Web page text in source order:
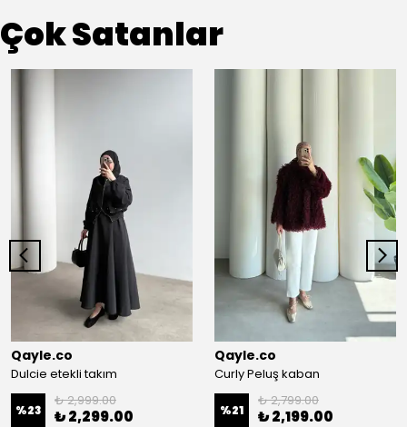
Çok Satanlar
Qayle.co
Dulcie etekli takım
%23
₺ 2,999.00
₺ 2,299.00
Qayle.co
Curly Peluş kaban
%21
₺ 2,799.00
₺ 2,199.00